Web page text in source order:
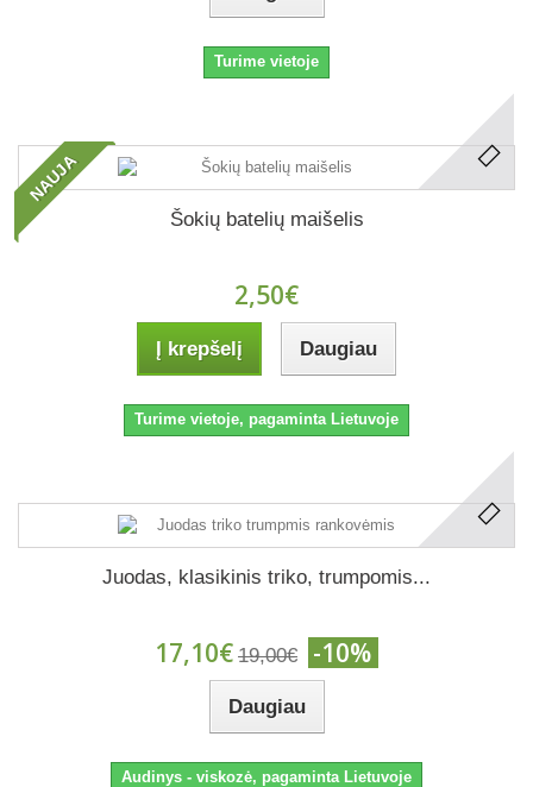
Turime vietoje
NAUJA
Šokių batelių maišelis
2,50€
Į krepšelį Daugiau
Turime vietoje, pagaminta Lietuvoje
Juodas, klasikinis triko, trumpomis...
17,10€ 19,00€ -10%
Daugiau
Audinys - viskozė, pagaminta Lietuvoje